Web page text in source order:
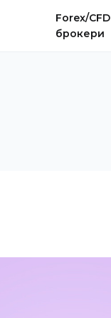
Forex/CFD
брокери